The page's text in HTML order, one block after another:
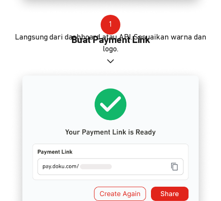
1
Buat Payment Link
Langsung dari dashboard atau API. Sesuaikan warna dan
logo.